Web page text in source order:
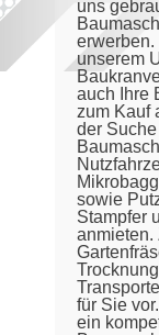
uns
unserem
auch Ihre
zum Kauf
der
sowie
Stampfer
anmieten.
für Sie
ein